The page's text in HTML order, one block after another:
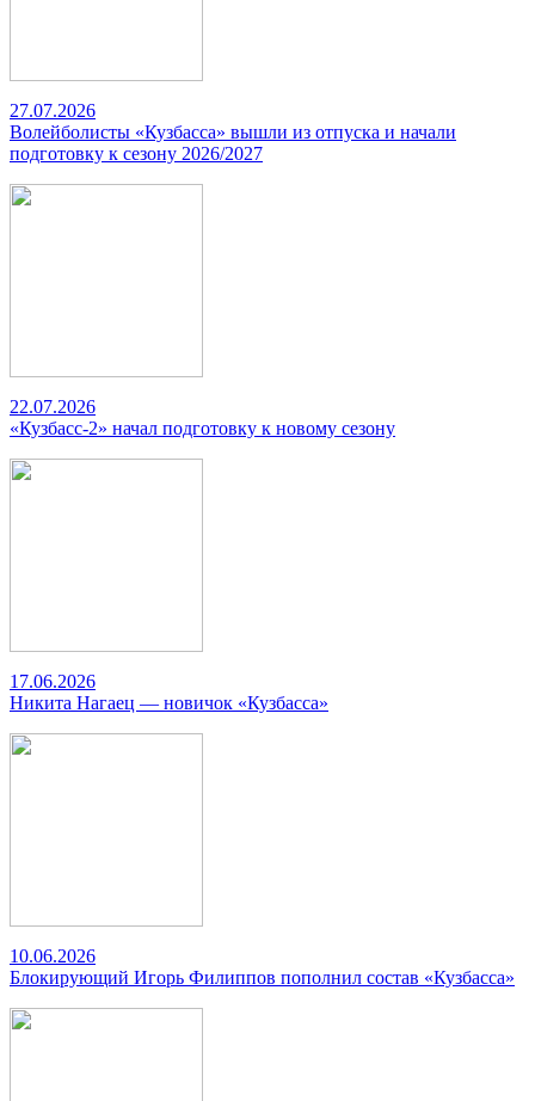
27.07.2026
Волейболисты «Кузбасса» вышли из отпуска и начали
подготовку к сезону 2026/2027
22.07.2026
«Кузбасс-2» начал подготовку к новому сезону
17.06.2026
Никита Нагаец — новичок «Кузбасса»
10.06.2026
Блокирующий Игорь Филиппов пополнил состав «Кузбасса»